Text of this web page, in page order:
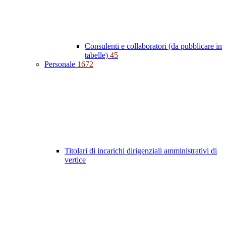
Consulenti e collaboratori (da pubblicare in
tabelle) 45
Personale 1672
Titolari di incarichi dirigenziali amministrativi di
vertice